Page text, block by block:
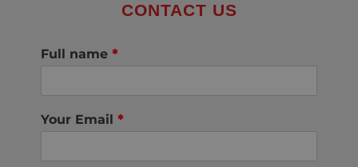
CONTACT US
Full name *
Your Email *